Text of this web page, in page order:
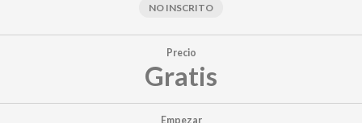
NO INSCRITO
Precio
Gratis
Empezar